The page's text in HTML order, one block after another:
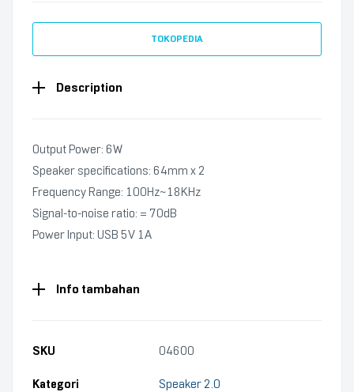
TOKOPEDIA
Description
Output Power: 6W
Speaker specifications: 64mm x 2
Frequency Range: 100Hz~18KHz
Signal-to-noise ratio: = 70dB
Power Input: USB 5V 1A
Info tambahan
SKU 04600
Kategori Speaker 2.0